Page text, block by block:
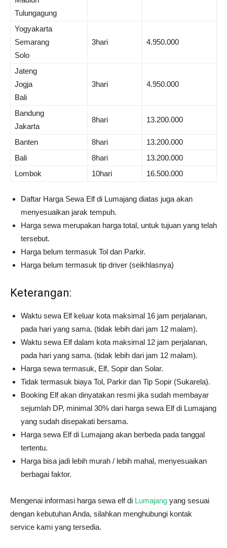
Tulungagung
Yogyakarta
Semarang
Solo
3hari 4.950.000
Jateng
Jogja
Bali
3hari 4.950.000
Bandung
Jakarta
8hari 13.200.000
Banten 8hari
13.200.000
Bali
8hari
13.200.000
Lombok
10hari 16.500.000
Daftar Harga Sewa Elf di Lumajang diatas juga akan
menyesuaikan jarak tempuh.
Harga sewa merupakan harga total, untuk tujuan yang telah
tersebut.
Harga belum termasuk Tol dan Parkir.
Harga belum termasuk tip driver (seikhlasnya)
Keterangan:
Waktu sewa Elf keluar kota maksimal 16 jam perjalanan,
pada hari yang sama. (tidak lebih dari jam 12 malam).
Waktu sewa Elf dalam kota maksimal 12 jam perjalanan,
pada hari yang sama. (tidak lebih dari jam 12 malam).
Harga sewa termasuk, Elf, Sopir dan Solar.
Tidak termasuk biaya Tol, Parkir dan Tip Sopir (Sukarela).
Booking Elf akan dinyatakan resmi jika sudah membayar
sejumlah DP, minimal 30% dari harga sewa Elf di Lumajang
yang sudah disepakati bersama.
Harga sewa Elf di Lumajang akan berbeda pada tanggal
tertentu.
Harga bisa jadi lebih murah / lebih mahal, menyesuaikan
berbagai faktor.
Mengenai informasi harga sewa elf di Lumajang yang sesuai
dengan kebutuhan Anda, silahkan menghubungi kontak
service kami yang tersedia.